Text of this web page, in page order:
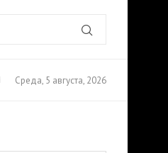
Среда, 5 августа, 2026